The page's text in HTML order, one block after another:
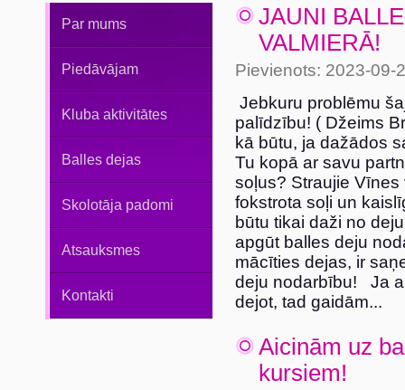
Par mums
Piedāvājam
Kluba aktivitātes
Balles dejas
Skolotāja padomi
Atsauksmes
Kontakti
JAUNI
VALMIERĀ!
Pievienots: 2023-09-
Jebkuru problēmu
palīdzību! ( Džeims
kā būtu, ja dažādos
Tu kopā ar savu
soļus? Straujie
fokstrota soļi un
būtu tikai daži no
apgūt balles deju
mācīties dejas, ir
deju nodarbību! Ja
dejot, tad gaidām...
Aicinām uz
kursiem!